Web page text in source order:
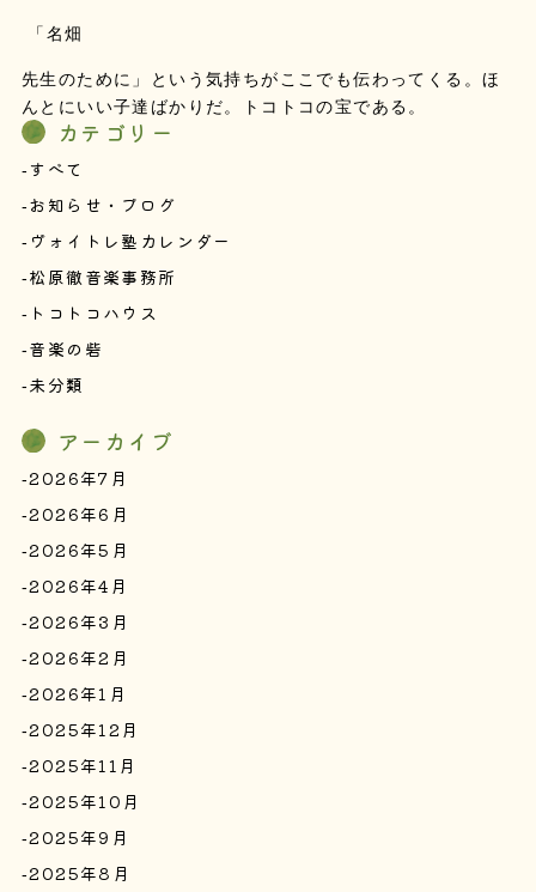
カテゴリー
すべて
お知らせ・ブログ
ヴォイトレ塾カレンダー
松原徹音楽事務所
トコトコハウス
音楽の砦
未分類
アーカイブ
2026年7月
2026年6月
2026年5月
2026年4月
2026年3月
2026年2月
2026年1月
2025年12月
2025年11月
2025年10月
2025年9月
2025年8月
「名畑
先生のために」という気持ちがここでも伝わってくる。ほ
んとにいい子達ばかりだ。トコトコの宝である。